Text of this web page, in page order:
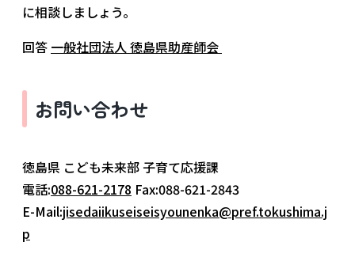
に相談しましょう。
回答 一般社団法人 徳島県助産師会
お問い合わせ
徳島県 こども未来部 子育て応援課
電話:088-621-2178 Fax:088-621-2843
E-Mail:jisedaiikuseiseisyounenka@pref.tokushima.j
p